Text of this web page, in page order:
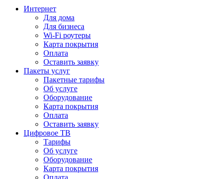
Интернет
Для дома
Для бизнеса
Wi-Fi роутеры
Карта покрытия
Оплата
Оставить заявку
Пакеты услуг
Пакетные тарифы
Об услуге
Оборудование
Карта покрытия
Оплата
Оставить заявку
Цифровое ТВ
Тарифы
Об услуге
Оборудование
Карта покрытия
Оплата